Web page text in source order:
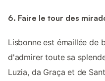
6. Faire le tour des
Lisbonne est émaillée de
d'admirer toute sa
Luzia, da Graça et de